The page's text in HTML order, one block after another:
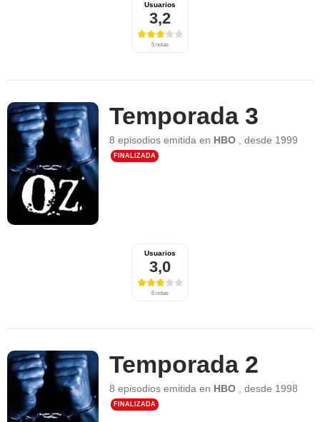
Usuarios
3,2
5 notas
Temporada 3
8 episodios emitida en HBO ,desde 1999
FINALIZADA
Usuarios
3,0
6 notas
Temporada 2
8 episodios emitida en HBO ,desde 1998
FINALIZADA